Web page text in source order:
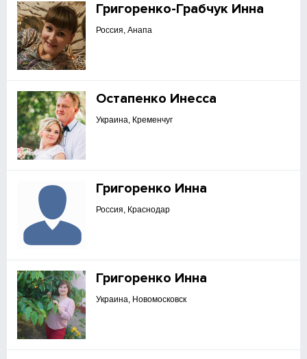
Григоренко-Грабчук Инна
Россия, Анапа
Остапенко Инесса
Украина, Кременчуг
Григоренко Инна
Россия, Краснодар
Григоренко Инна
Украина, Новомосковск